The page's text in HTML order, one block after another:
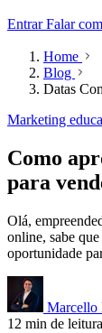
EntrarFalar
Home
Blog
Datas
Marketing
Como
para
Olá,
online, sabe
oportunidade
Marcello
12 min de leitura